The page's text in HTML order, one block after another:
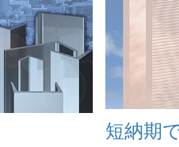
短納期